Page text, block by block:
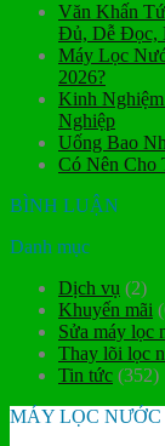
Văn Khấn
Đủ, Dễ Đọc,
Máy Lọc
2026?
Kinh
Nghiệp
Uống Bao
Có Nên Cho
BÌNH LUẬN
Danh mục
Dịch vụ (2)
Khuyến mãi
Sửa máy lọc
Thay lõi lọc
Tin tức (352)
MÁY LỌC